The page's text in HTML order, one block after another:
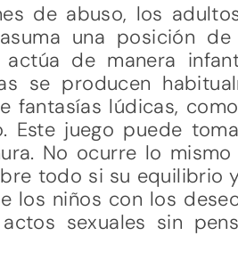
de abuso, los
una posición
de manera
se producen
fantasías lúdicas,
Este juego puede
No ocurre lo
todo si su equilibrio
los niños con los
sexuales sin